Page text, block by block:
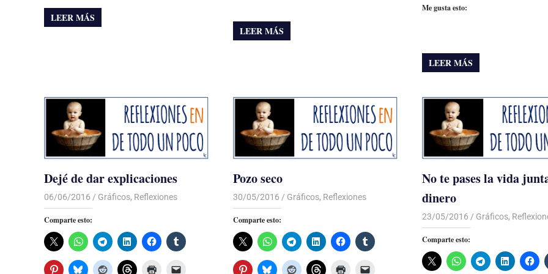
LEER MÁS
LEER MÁS
Me gusta esto:
LEER MÁS
Dejé de dar explicaciones
06/06/2016 Luis Castellanos
Gráficos, Reflexiones
Comparte esto:
Pozo seco
30/05/2016 Luis Castellanos
Gráficos, Reflexiones
Comparte esto:
No te pases la vida
dinero
23/05/2016 Luis Castellanos
Gráficos,
Comparte esto: